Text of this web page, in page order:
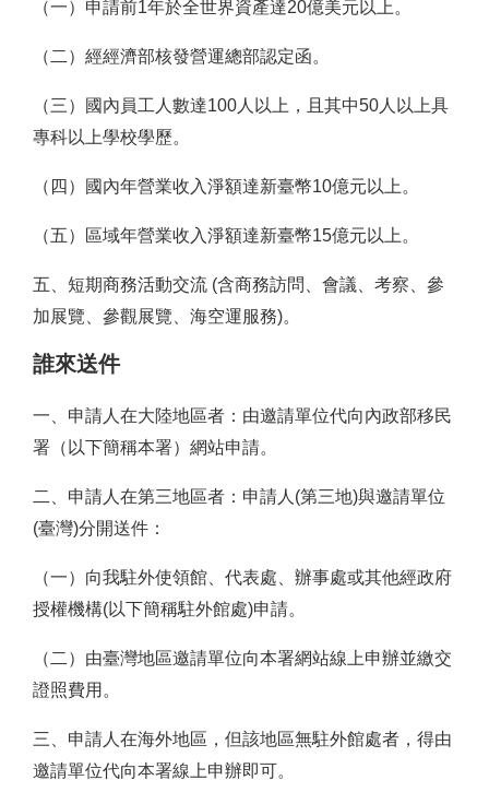
（一） 申請前1年於全世界資產達20億美元以上。
（二 ） 經經濟部核發營運總部認定函。
（三）
國內員工人數達100人以上，且其中50人以上具
專科以上學校學歷。
（四 ） 國內年營業收入淨額達新臺幣10億元以上。
（五） 區域年營業收入淨額達新臺幣15億元以上。
五、短期商務活動交流 (含商務訪問、會議、考察、參
加展覽、參觀展覽、海空運服務)。
誰來送件
一、申請人在大陸地區者：由邀請單位代向內政部移民
署（以下簡稱本署）網站申請。
二、申請人在第三地區者：申請人(第三地)與邀請單位
(臺灣)分開送件：
（一） 向我駐外使領館、代表處、辦事處或其他經政府
授權機構(以下簡稱駐外館處)申請。
（ 二 ） 由臺灣地區邀請單位向本署網站線上申辦並繳交
證照費用。
三、申請人在海外地區，但該地區無駐外館處者，得由
邀請單位代向本署線上申辦即可。